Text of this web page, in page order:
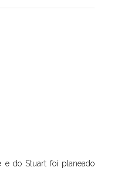
e do Stuart foi planeado